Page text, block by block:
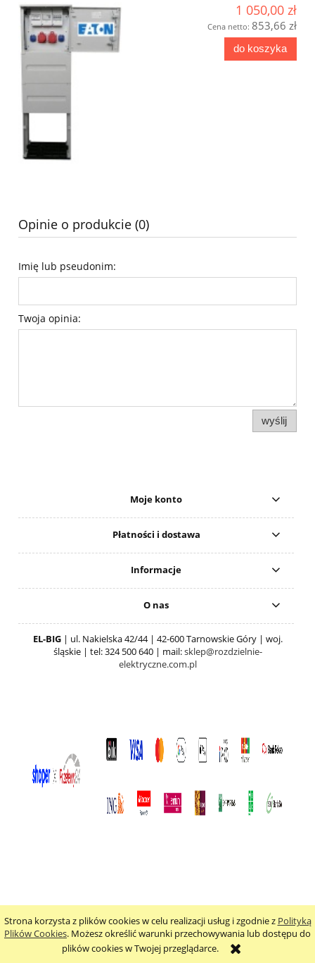
Strona korzysta z plików cookies w celu realizacji usług i zgodnie z Polityką
Plików Cookies. Możesz określić warunki przechowywania lub dostępu do
plików cookies w Twojej przeglądarce.
1 050,00 zł
Cena netto: 853,66 zł
do koszyka
Opinie o produkcie (0)
Imię lub pseudonim:
Twoja opinia:
wyślij
Moje konto
Płatności i dostawa
Informacje
O nas
EL-BIG| ul. Nakielska 42/44 | 42-600 Tarnowskie Góry | woj.
śląskie | tel: 324 500 640 | mail:sklep@rozdzielnie-
elektryczne.com.pl
pokaż pełną wersję strony
Sklep internetowy Shoper.pl